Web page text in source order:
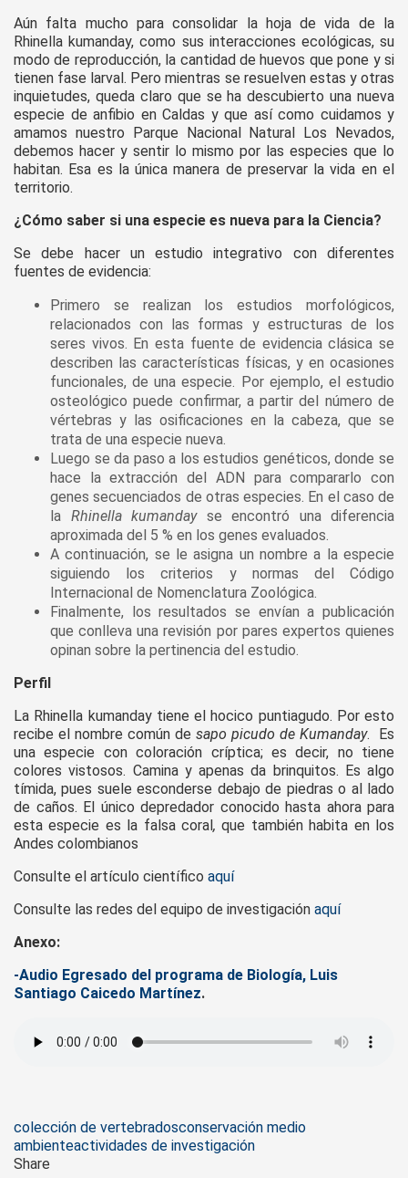
Aún falta mucho para consolidar la hoja de vida de la
Rhinella kumanday, como sus interacciones ecológicas, su
modo de reproducción, la cantidad de huevos que pone y si
tienen fase larval. Pero mientras se resuelven estas y otras
inquietudes, queda claro que se ha descubierto una nueva
especie de anfibio en Caldas y que así como cuidamos y
amamos nuestro Parque Nacional Natural Los Nevados,
debemos hacer y sentir lo mismo por las especies que lo
habitan. Esa es la única manera de preservar la vida en el
territorio.
¿Cómo saber si una especie es nueva para la Ciencia?
Se debe hacer un estudio integrativo con diferentes
fuentes de evidencia:
Primero se realizan los estudios morfológicos,
relacionados con las formas y estructuras de los
seres vivos. En esta fuente de evidencia clásica se
describen las características físicas, y en ocasiones
funcionales, de una especie. Por ejemplo, el estudio
osteológico puede confirmar, a partir del número de
vértebras y las osificaciones en la cabeza, que se
trata de una especie nueva.
Luego se da paso a los estudios genéticos, donde se
hace la extracción del ADN para compararlo con
genes secuenciados de otras especies. En el caso de
la Rhinella kumandayse encontró una diferencia
aproximada del 5 % en los genes evaluados.
A continuación, se le asigna un nombre a la especie
siguiendo los criterios y normas del Código
Internacional de Nomenclatura Zoológica.
Finalmente, los resultados se envían a publicación
que conlleva una revisión por pares expertos quienes
opinan sobre la pertinencia del estudio.
Perfil
La Rhinella kumanday tiene el hocico puntiagudo. Por esto
recibe el nombre común de sapo picudo de Kumanday. Es
una especie con coloración críptica; es decir, no tiene
colores vistosos. Camina y apenas da brinquitos. Es algo
tímida, pues suele esconderse debajo de piedras o al lado
de caños. El único depredador conocido hasta ahora para
esta especie es la falsa coral, que también habita en los
Andes colombianos
Consulte el artículo científico aquí
Consulte las redes del equipo de investigación aquí
Anexo:
-Audio Egresado del programa de Biología, Luis
Santiago Caicedo Martínez.
Tags
colección de vertebradosconservación medio
ambienteactividades de investigación
Share